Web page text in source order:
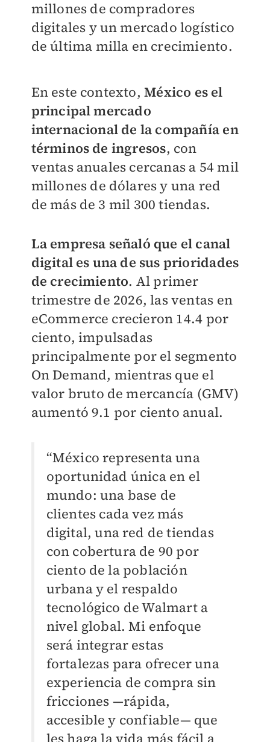
millones de compradores
digitales y un mercado logístico
de última milla en crecimiento.
En este contexto,México es el
principal mercado
internacional de la compañía en
términos de ingresos, con
ventas anuales cercanas a 54 mil
millones de dólares y una red
de más de 3 mil 300 tiendas.
La empresa señaló que el canal
digital es una de sus prioridades
de crecimiento. Al primer
trimestre de 2026, las ventas en
eCommerce crecieron 14.4 por
ciento, impulsadas
principalmente por el segmento
On Demand, mientras que el
valor bruto de mercancía (GMV)
aumentó 9.1 por ciento anual.
“México representa una
oportunidad única en el
mundo: una base de
clientes cada vez más
digital, una red de tiendas
con cobertura de 90 por
ciento de la población
urbana y el respaldo
tecnológico de Walmart a
nivel global. Mi enfoque
será integrar estas
fortalezas para ofrecer una
experiencia de compra sin
fricciones —rápida,
accesible y confiable— que